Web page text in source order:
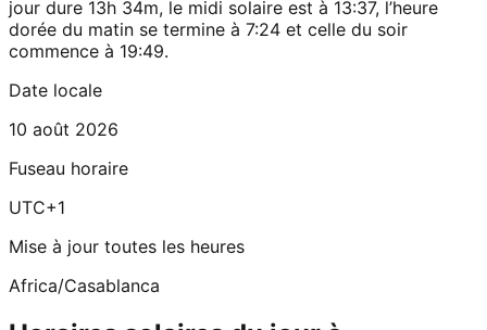
jour dure 13h 34m, le midi solaire est à 13:37, l’heure
dorée du matin se termine à 7:24 et celle du soir
commence à 19:49.
Date locale
10 août 2026
Fuseau horaire
UTC+1
Mise à jour toutes les heures
Africa/Casablanca